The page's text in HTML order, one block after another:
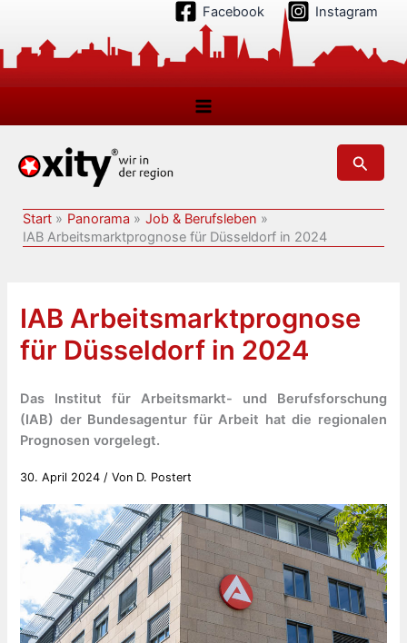
springen
Facebook Instagram
Suchen
Start Panorama
Job & Berufsleben
IAB Arbeitsmarktprognose für Düsseldorf in 2024
IAB Arbeitsmarktprognose
für Düsseldorf in 2024
Das Institut für Arbeitsmarkt- und Berufsforschung
(IAB) der Bundesagentur für Arbeit hat die regionalen
Prognosen vorgelegt.
30. April 2024 / Von D. Postert